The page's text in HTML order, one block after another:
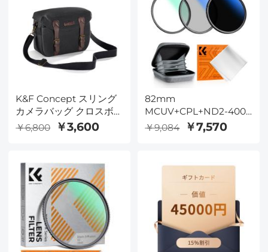
K&F Concept スリング
カメラバッグ クロスボ
ディ写真カメラショルダ
ーバッグ SLR DSLR キ
ポータブルバッグ 女性
と男性用 ブラック
￥6,800 ￥3,600
82mm
MCUV+CPL+ND2-400
(1-9段) レンズフィルター
キット - 18層コーティン
- Nano-Klearシリーズ
￥9,084 ￥7,570